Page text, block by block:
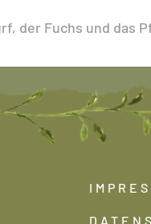
der Fuchs und das